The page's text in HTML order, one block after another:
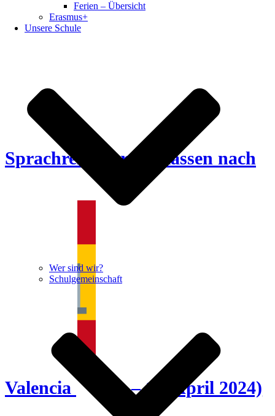
Ferien – Übersicht
Erasmus+
Unsere Schule
Wer sind wir?
Schulgemeinschaft
Sprachreise der 9. Klassen nach
Valencia (08. – 12. April 2024)